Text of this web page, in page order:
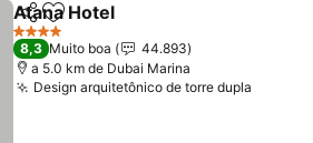
PartilharAdicionar aos favoritos
Atana Hotel
4 Estrelas
8,3 Muito boa
44.893
a 5.0 km de Dubai Marina
Design arquitetônico de torre dupla